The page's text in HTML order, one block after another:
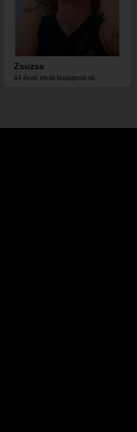
Zsuzsa
64 éves elvált budapesti nő